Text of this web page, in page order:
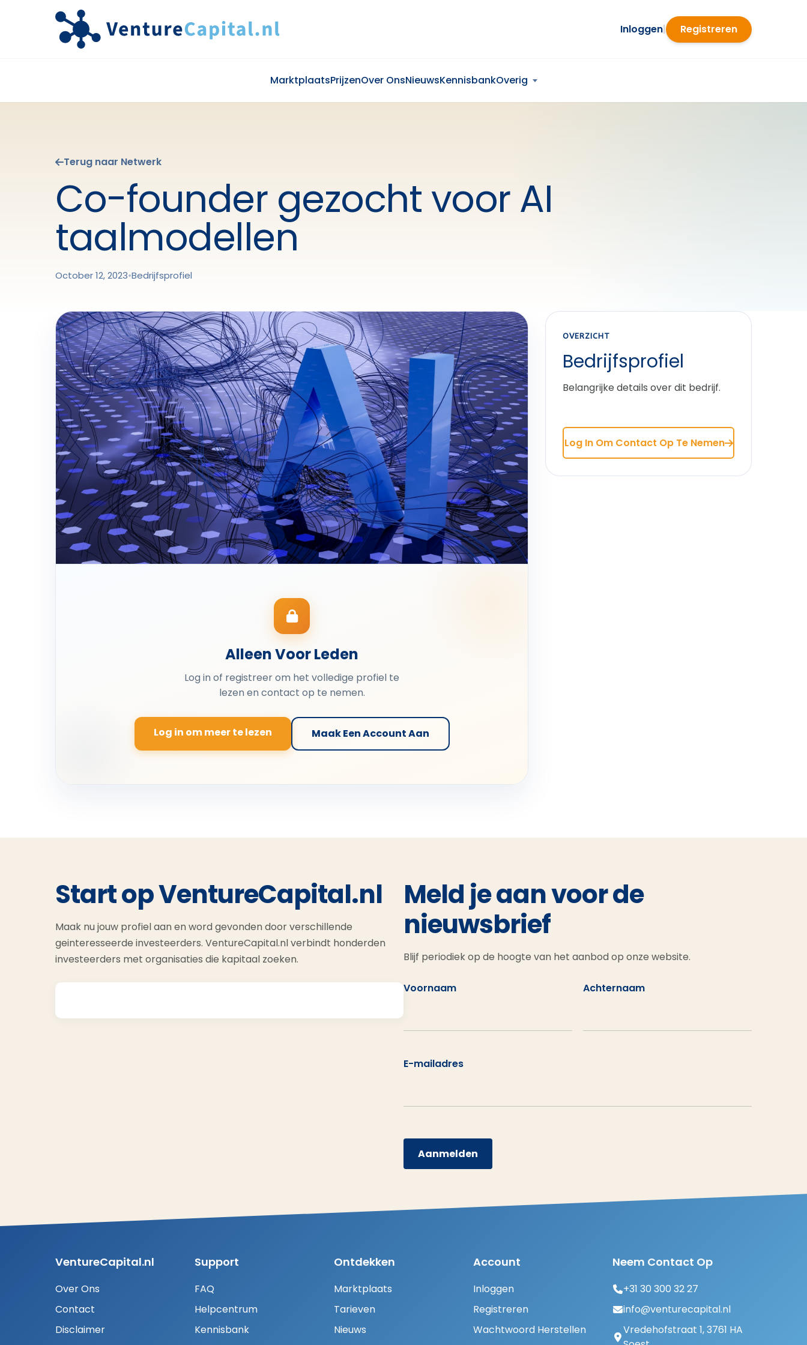
Inloggen| Registreren
MarktplaatsPrijzenOver OnsNieuwsKennisbankOverig
Terug naar Netwerk
Co-founder gezocht voor AI
taalmodellen
October 12, 2023•Bedrijfsprofiel
Alleen Voor Leden
Log in of registreer om het volledige profiel te
lezen en contact op te nemen.
Log in om meer te lezen Maak Een Account Aan
OVERZICHT
Bedrijfsprofiel
Belangrijke details over dit bedrijf.
Log In Om Contact Op Te Nemen
Start op VentureCapital.nl
Maak nu jouw profiel aan en word gevonden door verschillende
geinteresseerde investeerders. VentureCapital.nl verbindt honderden
investeerders met organisaties die kapitaal zoeken.
Meld je aan voor de
nieuwsbrief
Blijf periodiek op de hoogte van het aanbod op onze website.
Voornaam Achternaam
E-mailadres
Aanmelden
VentureCapital.nl
Over Ons
Contact
Disclaimer
Support
FAQ
Helpcentrum
Kennisbank
Ontdekken
Marktplaats
Tarieven
Nieuws
Account
Inloggen
Registreren
Wachtwoord Herstellen
Neem Contact Op
+31 30 300 32 27
info@venturecapital.nl
Vredehofstraat 1, 3761 HA